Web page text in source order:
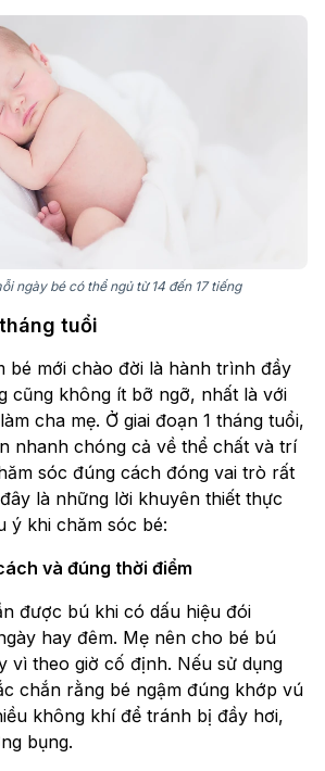
ngày bé có thể ngủ từ 14 đến 17 tiếng
tuổi
bé mới chào đời là hành trình đầy
cũng không ít bỡ ngỡ, nhất là với
cha mẹ. Ở giai đoạn 1 tháng tuổi,
nhanh chóng cả về thể chất và trí
sóc đúng cách đóng vai trò rất
là những lời khuyên thiết thực
ý khi chăm sóc bé:
và đúng thời điểm
được bú khi có dấu hiệu đói
hay đêm. Mẹ nên cho bé bú
vì theo giờ cố định. Nếu sử dụng
chắn rằng bé ngậm đúng khớp vú
không khí để tránh bị đầy hơi,
bụng.